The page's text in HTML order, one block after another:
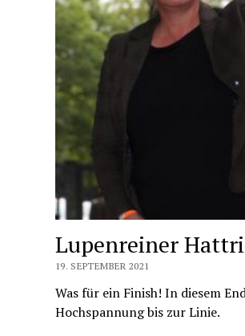
Lupenreiner
19. SEPTEMBER 2021
Was für ein Finish! In diesem
Hochspannung bis zur Linie.